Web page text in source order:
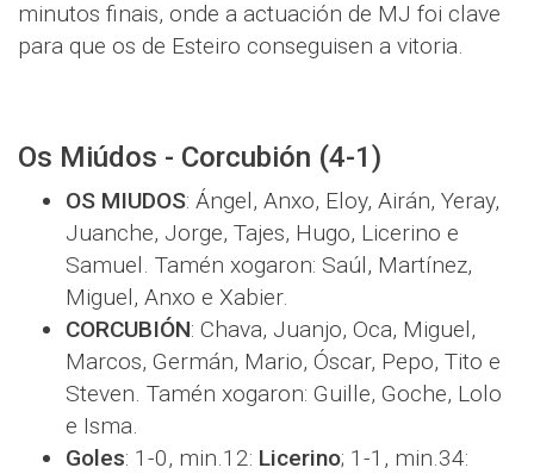
minutos finais, onde a actuación de MJ foi clave
para que os de Esteiro conseguisen a vitoria.
Os Miúdos - Corcubión (4-1)
OS MIUDOS: Ángel, Anxo, Eloy, Airán, Yeray,
Juanche, Jorge, Tajes, Hugo, Licerino e
Samuel. Tamén xogaron: Saúl, Martínez,
Miguel, Anxo e Xabier.
CORCUBIÓN: Chava, Juanjo, Oca, Miguel,
Marcos, Germán, Mario, Óscar, Pepo, Tito e
Steven. Tamén xogaron: Guille, Goche, Lolo
e Isma.
Goles: 1-0, min.12: Licerino; 1-1, min.34: